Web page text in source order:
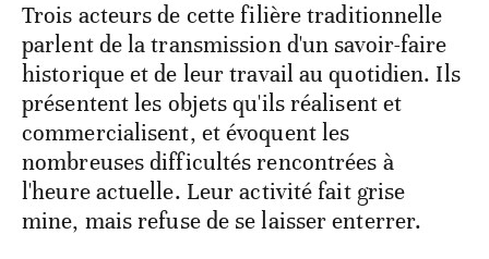
Trois acteurs de cette filière traditionnelle
parlent de la transmission d'un savoir-faire
historique et de leur travail au quotidien. Ils
présentent les objets qu'ils réalisent et
commercialisent, et évoquent les
nombreuses difficultés rencontrées à
l'heure actuelle. Leur activité fait grise
mine, mais refuse de se laisser enterrer.